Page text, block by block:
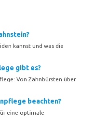
kannst und was die
gibt es?
Von Zahnbürsten über
beachten?
eine optimale